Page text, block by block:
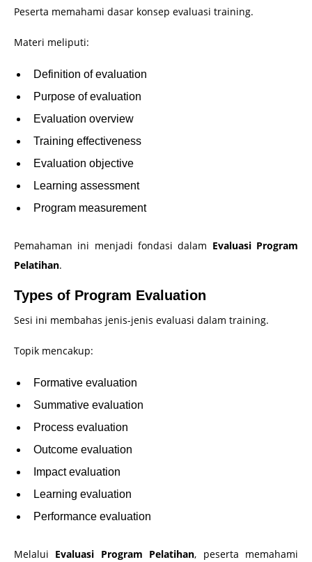
Peserta memahami dasar konsep evaluasi training.
Materi meliputi:
Definition of evaluation
Purpose of evaluation
Evaluation overview
Training effectiveness
Evaluation objective
Learning assessment
Program measurement
Pemahaman ini menjadi fondasi dalam Evaluasi Program
Pelatihan.
Types of Program Evaluation
Sesi ini membahas jenis-jenis evaluasi dalam training.
Topik mencakup:
Formative evaluation
Summative evaluation
Process evaluation
Outcome evaluation
Impact evaluation
Learning evaluation
Performance evaluation
Melalui Evaluasi Program Pelatihan, peserta memahami